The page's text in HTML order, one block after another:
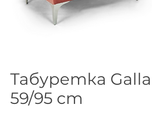
Табуретка Galla
59/95 cm